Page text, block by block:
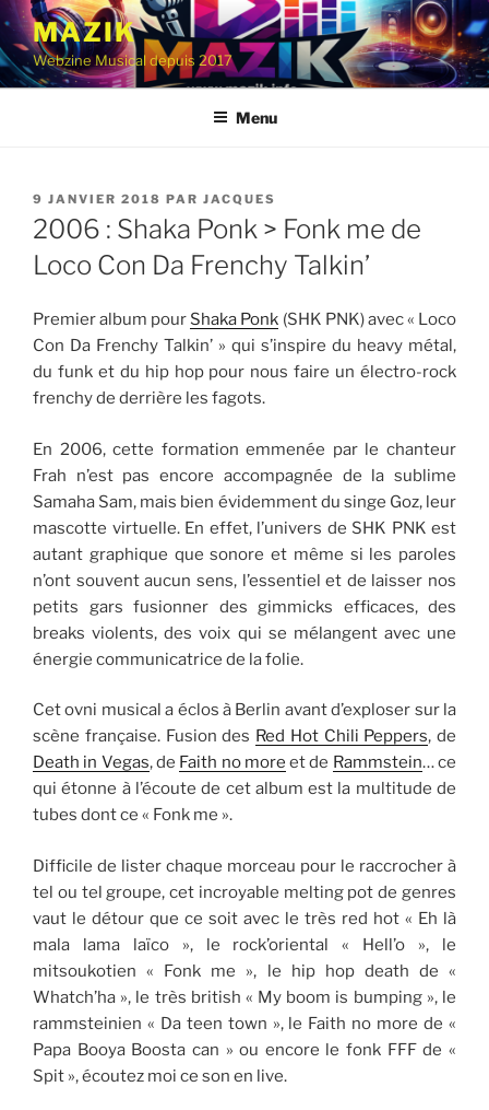
Aller
contenu
principal
MAZIK
Webzine Musical depuis 2017
Menu
PUBLIÉ
LE
9 JANVIER 2018 PAR JACQUES
2006 : Shaka Ponk > Fonk me de
Loco Con Da Frenchy Talkin’
Premier album pour Shaka Ponk (SHK PNK) avec « Loco
Con Da Frenchy Talkin’ » qui s’inspire du heavy métal,
du funk et du hip hop pour nous faire un électro-rock
frenchy de derrière les fagots.
En 2006, cette formation emmenée par le chanteur
Frah n’est pas encore accompagnée de la sublime
Samaha Sam, mais bien évidemment du singe Goz, leur
mascotte virtuelle. En effet, l’univers de SHK PNK est
autant graphique que sonore et même si les paroles
n’ont souvent aucun sens, l’essentiel et de laisser nos
petits gars fusionner des gimmicks efficaces, des
breaks violents, des voix qui se mélangent avec une
énergie communicatrice de la folie.
Cet ovni musical a éclos à Berlin avant d’exploser sur la
scène française. Fusion des Red Hot Chili Peppers, de
Death in Vegas, de Faith no more et de Rammstein… ce
qui étonne à l’écoute de cet album est la multitude de
tubes dont ce « Fonk me ».
Difficile de lister chaque morceau pour le raccrocher à
tel ou tel groupe, cet incroyable melting pot de genres
vaut le détour que ce soit avec le très red hot « Eh là
mala lama laïco », le rock’oriental « Hell’o », le
mitsoukotien « Fonk me », le hip hop death de «
Whatch’ha », le très british « My boom is bumping », le
rammsteinien « Da teen town », le Faith no more de «
Papa Booya Boosta can » ou encore le fonk FFF de «
Spit », écoutez moi ce son en live.